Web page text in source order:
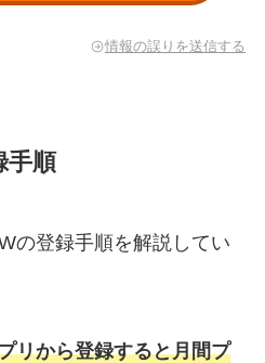
情報の誤りを送信する
手順
の登録手順を解説してい
リから登録すると月間プ